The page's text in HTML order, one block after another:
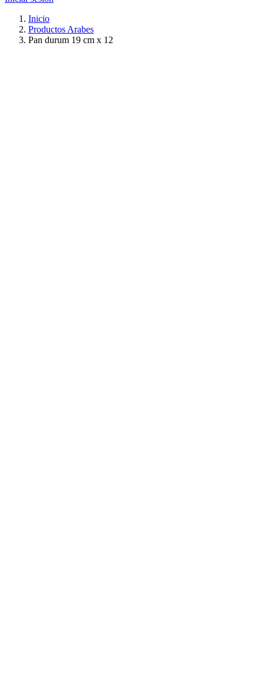
Inicio
Productos Arabes
Pan durum 19 cm x 12